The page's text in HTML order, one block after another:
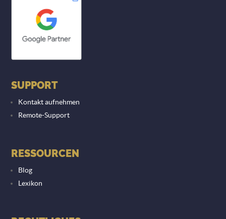
SUPPORT
Kontakt aufnehmen
Remote-Support
RESSOURCEN
Blog
Lexikon